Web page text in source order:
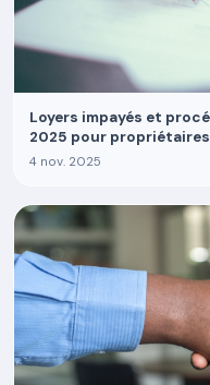
Loyers impayés et
2025 pour
4 nov. 2025